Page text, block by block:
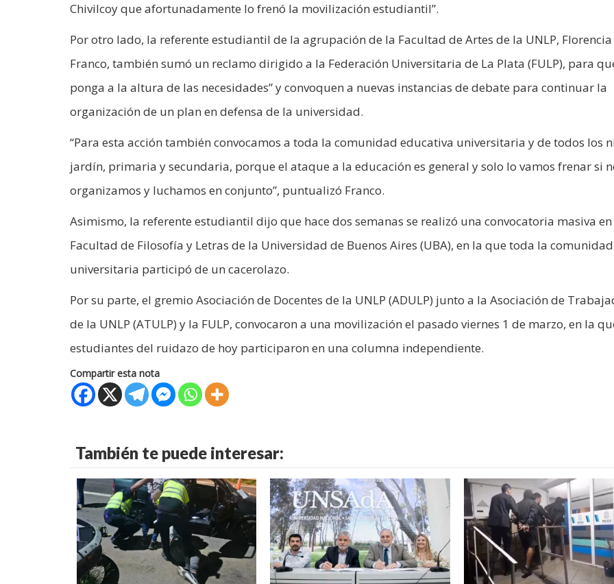
Chivilcoy que afortunadamente lo frenó la movilización estudiantil”.
Por otro lado, la referente estudiantil de la agrupación de la Facultad de Artes de la UNLP, Florencia
Franco, también sumó un reclamo dirigido a la Federación Universitaria de La Plata (FULP), para
ponga a la altura de las necesidades” y convoquen a nuevas instancias de debate para continuar la
organización de un plan en defensa de la universidad.
“Para esta acción también convocamos a toda la comunidad educativa universitaria y de todos los
jardín, primaria y secundaria, porque el ataque a la educación es general y solo lo vamos frenar si
organizamos y luchamos en conjunto”, puntualizó Franco.
Asimismo, la referente estudiantil dijo que hace dos semanas se realizó una convocatoria masiva
Facultad de Filosofía y Letras de la Universidad de Buenos Aires (UBA), en la que toda la comunidad
universitaria participó de un cacerolazo.
Por su parte, el gremio Asociación de Docentes de la UNLP (ADULP) junto a la Asociación de
de la UNLP (ATULP) y la FULP, convocaron a una movilización el pasado viernes 1 de marzo, en la
estudiantes del ruidazo de hoy participaron en una columna independiente.
Compartir esta nota
También te puede interesar: